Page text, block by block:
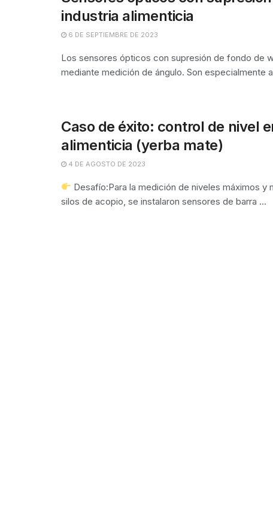
industria alimenticia
6 DE SEPTIEMBRE DE 2023
Los sensores ópticos con supresión de fondo de
mediante medición de ángulo. Son especialmente
Caso de éxito: control de nivel
alimenticia (yerba mate)
4 DE AGOSTO DE 2023
Desafío:Para la medición de niveles máximos y
silos de acopio, se instalaron sensores de barra ...